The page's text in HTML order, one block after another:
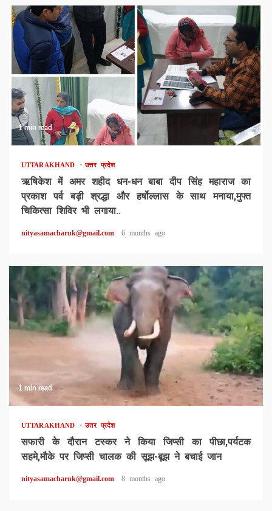
1 min read
UTTARAKHAND उत्तर प्रदेश
ऋषिकेश में अमर शहीद धन-धन बाबा दीप सिंह महाराज का
प्रकाश पर्व बड़ी श्रद्धा और हर्षोल्लास के साथ मनाया,मुफ्त
चिकित्सा शिविर भी लगाया..
nityasamacharuk@gmail.com 6 months ago
1 min read
UTTARAKHAND उत्तर प्रदेश
सफारी के दौरान टस्कर ने किया जिप्सी का पीछा,पर्यटक
सहमे,मौके पर जिप्सी चालक की सूझ-बूझ ने बचाई जान
nityasamacharuk@gmail.com 8 months ago